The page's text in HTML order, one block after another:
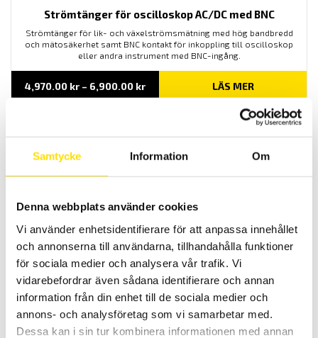
Samtycke Information Om
Denna webbplats använder cookies
Vi använder enhetsidentifierare för att anpassa innehållet
och annonserna till användarna, tillhandahålla funktioner
för sociala medier och analysera vår trafik. Vi
vidarebefordrar även sådana identifierare och annan
information från din enhet till de sociala medier och
annons- och analysföretag som vi samarbetar med.
Dessa kan i sin tur kombinera informationen med annan
Strömtänger för oscilloskop AC/DC med BNC
Strömtänger för lik- och växelströmsmätning med hög bandbredd
och mätosäkerhet samt BNC kontakt för inkoppling till oscilloskop
eller andra instrument med BNC-ingång.
4,970.00 kr – 6,900.00 krPrisintervall:
4,970.00 kr
LÄS MER
Strömtänger för oscilloskop AC med BNC
samt andra instrument med BNC ingång.
3,560.00kr–9,940.00kr Prisintervall:
till
9,940.00 kr
LÄS MER